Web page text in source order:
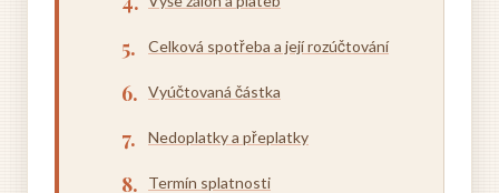
Celková spotřeba a její rozúčtování
Vyúčtovaná částka
Nedoplatky a přeplatky
Termín splatnosti